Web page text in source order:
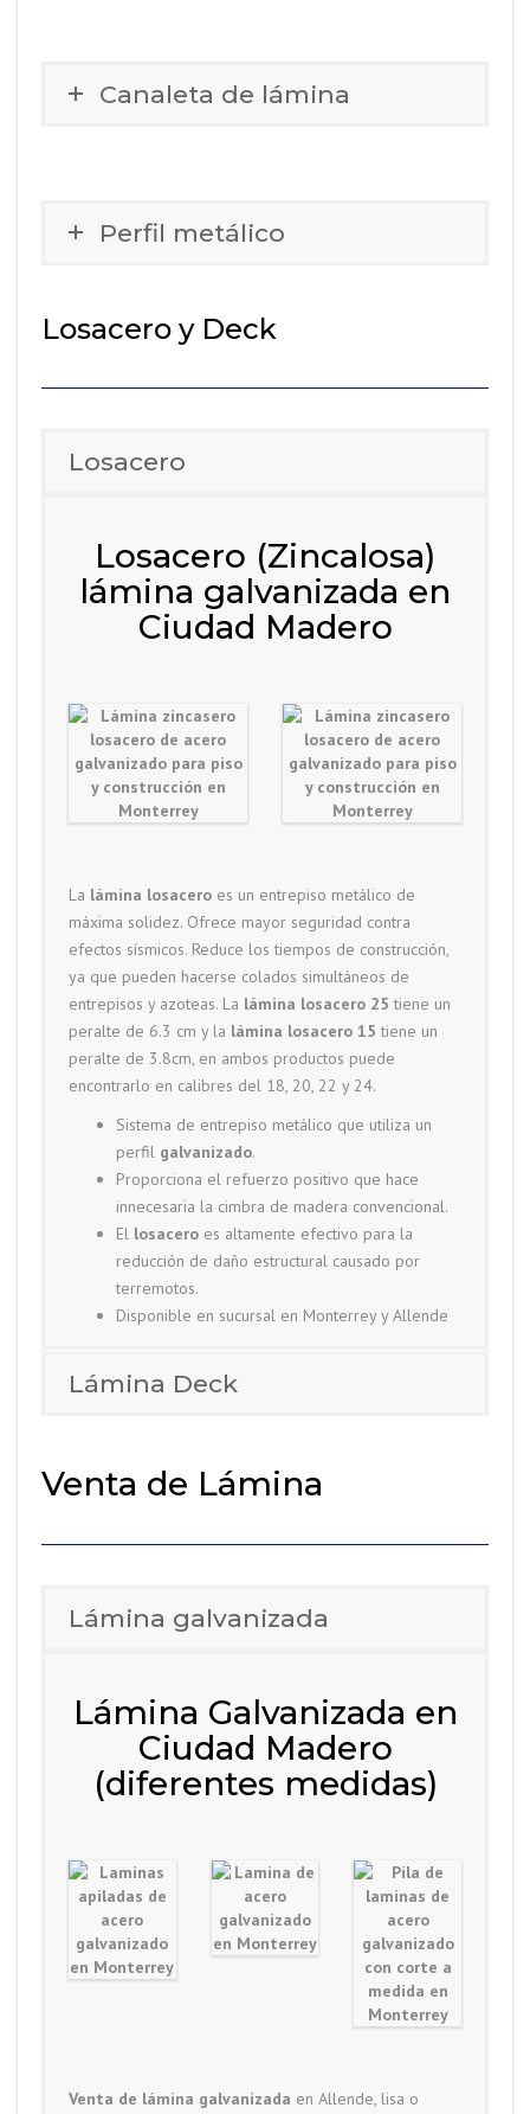
Canaleta de lámina
Perfil metálico
Losacero y Deck
Losacero
Losacero (Zincalosa)
lámina galvanizada en
Ciudad Madero
La lámina losacero es un entrepiso metálico de
máxima solidez. Ofrece mayor seguridad contra
efectos sísmicos. Reduce los tiempos de construcción,
ya que pueden hacerse colados simultáneos de
entrepisos y azoteas. La lámina losacero 25 tiene un
peralte de 6.3 cm y la lámina losacero 15 tiene un
peralte de 3.8cm, en ambos productos puede
encontrarlo en calibres del 18, 20, 22 y 24.
Sistema de entrepiso metálico que utiliza un
perfil galvanizado.
Proporciona el refuerzo positivo que hace
innecesaria la cimbra de madera convencional.
El losacero es altamente efectivo para la
reducción de daño estructural causado por
terremotos.
Disponible en sucursal en Monterrey y Allende
Lámina Deck
Venta de Lámina
Lámina galvanizada
Lámina Galvanizada en
Ciudad Madero
(diferentes medidas)
Venta de lámina galvanizada en Allende, lisa o